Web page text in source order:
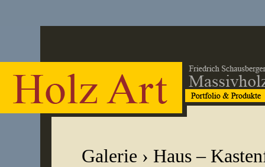
Galerie › Haus –